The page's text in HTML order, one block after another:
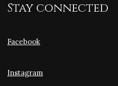
Stay connected
Facebook
Instagram